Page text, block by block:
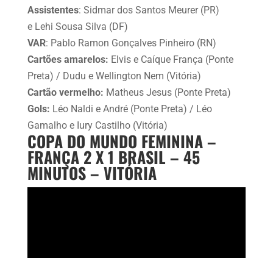
Assistentes: Sidmar dos Santos Meurer (PR)
e Lehi Sousa Silva (DF)
VAR: Pablo Ramon Gonçalves Pinheiro (RN)
Cartões amarelos: Elvis e Caíque França (Ponte
Preta) / Dudu e Wellington Nem (Vitória)
Cartão vermelho: Matheus Jesus (Ponte Preta)
Gols: Léo Naldi e André (Ponte Preta) / Léo
Gamalho e Iury Castilho (Vitória)
COPA DO MUNDO FEMININA –
FRANÇA 2 X 1 BRASIL – 45
MINUTOS – VITÓRIA